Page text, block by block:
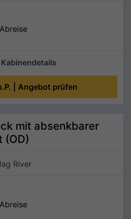
Kabinendetails
| Angebot prüfen
mit absenkbarer
(OD)
River